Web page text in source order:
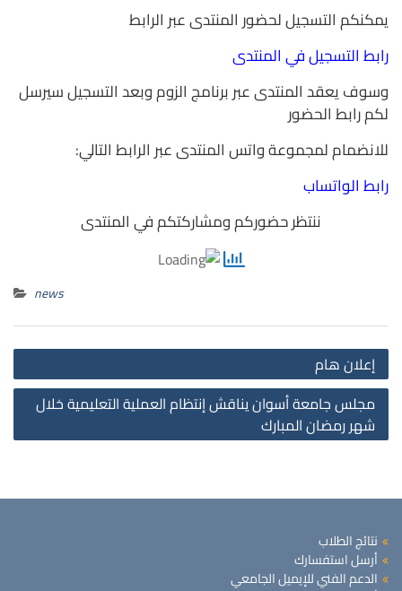
يمكنكم التسجيل لحضور المنتدى عبر الرابط
رابط التسجيل في المنتدى
وسوف يعقد المنتدى عبر برنامج الزوم وبعد التسجيل سيرسل
لكم رابط الحضور
للانضمام لمجموعة واتس المنتدى عبر الرابط التالي:
رابط الواتساب
ننتظر حضوركم ومشاركتكم في المنتدى
news
إعلان هام
مجلس جامعة أسوان يناقش إنتظام العملية التعليمية خلال
شهر رمضان المبارك
نتائج الطلاب
أرسل استفسارك
الدعم الفني للإيميل الجامعي